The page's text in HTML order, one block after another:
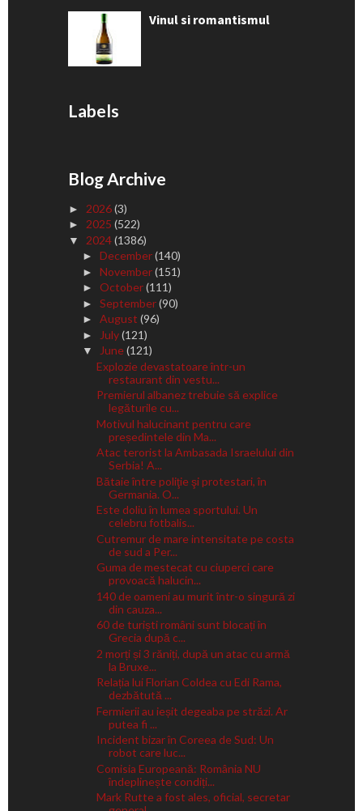
Vinul si romantismul
Labels
Blog Archive
► 2026(3)
► 2025 (522)
▼ 2024(1386)
► December(140)
► November(151)
► October(111)
► September(90)
► August (96)
► July(121)
▼ June(121)
Explozie devastatoare într-un
restaurant din vestu...
Premierul albanez trebuie să explice
legăturile cu...
Motivul halucinant pentru care
președintele din Ma...
Atac terorist la Ambasada Israelului din
Serbia! A...
Bătaie între poliţie şi protestari, în
Germania. O...
Este doliu în lumea sportului. Un
celebru fotbalis...
Cutremur de mare intensitate pe costa
de sud a Per...
Guma de mestecat cu ciuperci care
provoacă halucin...
140 de oameni au murit într-o singură zi
din cauza...
60 de turiști români sunt blocați în
Grecia după c...
2 morți și 3 răniți, după un atac cu armă
la Bruxe...
Relația lui Florian Coldea cu Edi Rama,
dezbătută ...
Fermierii au ieșit degeaba pe străzi. Ar
putea fi ...
Incident bizar în Coreea de Sud: Un
robot care luc...
Comisia Europeană: România NU
îndeplinește condiți...
Mark Rutte a fost ales, oficial, secretar